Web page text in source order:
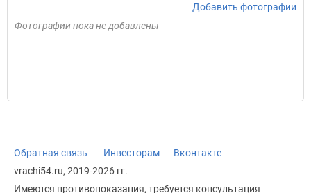
Добавить фотографии
Фотографии пока не добавлены
Обратная связь Инвесторам
Вконтакте
vrachi54.ru, 2019-2026 гг.
Имеются противопоказания, требуется консультация